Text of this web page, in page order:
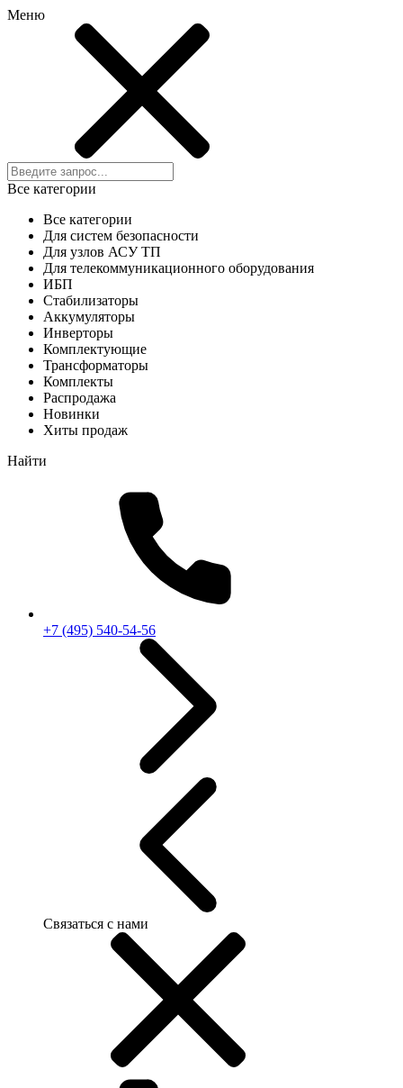
Меню
Все категории
Все категории
Для систем безопасности
Для узлов АСУ ТП
Для телекоммуникационного оборудования
ИБП
Стабилизаторы
Аккумуляторы
Инверторы
Комплектующие
Трансформаторы
Комплекты
Распродажа
Новинки
Хиты продаж
Найти
+7 (495) 540-54-56
Связаться с нами